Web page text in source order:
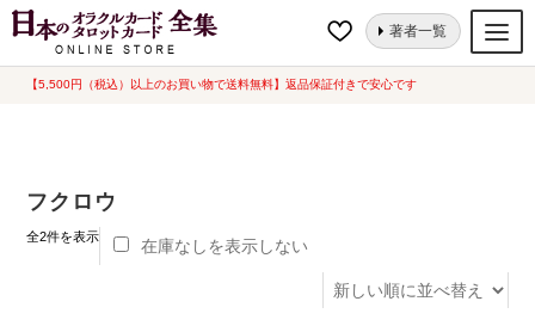
【5,500円（税込）以上のお買い物で送料無料】返品保証付きで安心です
ナ
コ
著者一覧
オラクルカード
ルノルマンカード
トランプ
ホーム “フクロウ”にタグ付けされた商品
フクロウ
全2件を表示新
在庫なしを表示しない